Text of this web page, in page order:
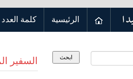
الرئيسية كلمة العدد
السفير